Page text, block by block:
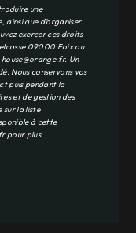
une
ainsi que d’organiser
exercer ces droits
09000 Foix ou
Un
Nous conservons vos
puis pendant la
et de gestion des
sur la liste
à cette
pour plus